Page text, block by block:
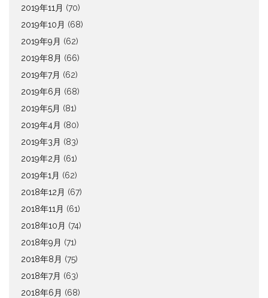
2019年11月 (70)
2019年10月 (68)
2019年9月 (62)
2019年8月 (66)
2019年7月 (62)
2019年6月 (68)
2019年5月 (81)
2019年4月 (80)
2019年3月 (83)
2019年2月 (61)
2019年1月 (62)
2018年12月 (67)
2018年11月 (61)
2018年10月 (74)
2018年9月 (71)
2018年8月 (75)
2018年7月 (63)
2018年6月 (68)